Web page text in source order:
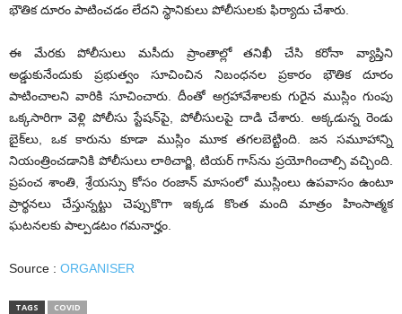
భౌతిక దూరం పాటించడం లేదని స్థానికులు పోలీసులకు ఫిర్యాదు చేశారు.
ఈ మేర‌కు పోలీసులు మ‌సీదు ప్రాంతాల్లో త‌నిఖీ చేసి కరోనా వ్యాప్తిని
అడ్డుకునేందుకు ప్ర‌భుత్వం సూచించిన నిబంధ‌న‌ల ప్ర‌కారం భౌతిక దూరం
పాటించాల‌ని వారికి సూచించారు. దీంతో అగ్ర‌హావేశాలకు గురైన‌‌ ముస్లిం గుంపు
ఒక్క‌సారిగా వెళ్లి పోలీసు స్టేష‌న్‌పై, పోలీసుల‌పై దాడి చేశారు. అక్క‌డున్న రెండు
బైక్‌లు, ఒక కారును కూడా ముస్లిం మూక‌ త‌గ‌ల‌బెట్టింది. జన సమూహాన్ని
నియంత్రించడానికి పోలీసులు లాఠిచార్జి, టియర్ గాస్‌ను ప్ర‌యోగించాల్సి వ‌చ్చింది.
ప్రపంచ శాంతి, శ్రేయస్సు కోసం రంజాన్ మాసంలో ముస్లింలు ఉప‌వాసం ఉంటూ
ప్రార్థనలు చేస్తున్న‌ట్టు చెప్పుకొగా ఇక్క‌డ కొంత మంది మాత్రం హింసాత్మ‌క
ఘ‌ట‌న‌ల‌కు పాల్ప‌డ‌టం గ‌మ‌నార్హం.
Source : ORGANISER
TAGS COVID